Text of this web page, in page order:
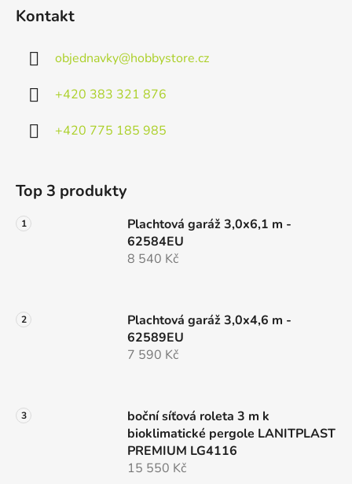
Kontakt
objednavky@hobbystore.cz
+420 383 321 876
+420 775 185 985
Top 3 produkty
Plachtová garáž 3,0x6,1 m -
62584EU
8 540 Kč
Plachtová garáž 3,0x4,6 m -
62589EU
7 590 Kč
boční síťová roleta 3 m k
bioklimatické pergole LANITPLAST
PREMIUM LG4116
15 550 Kč